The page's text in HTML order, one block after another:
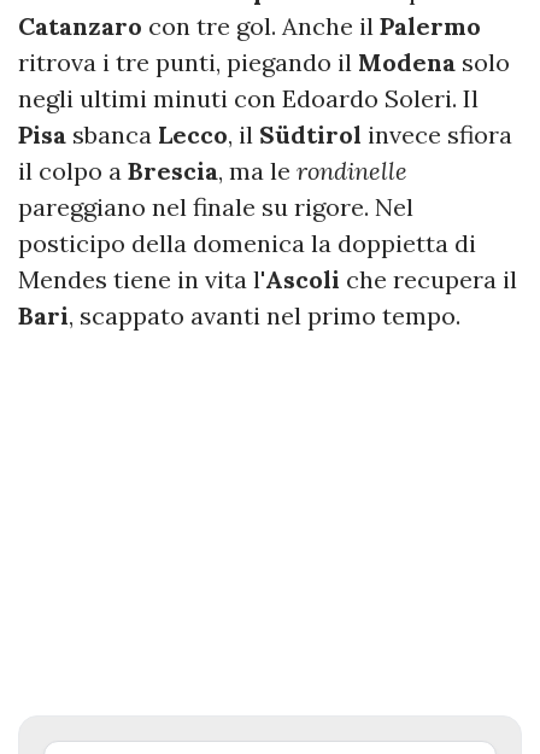
Catanzaro con tre gol. Anche il Palermo
ritrova i tre punti, piegando il Modena solo
negli ultimi minuti con Edoardo Soleri. Il
Pisa sbanca Lecco, il Südtirol invece sfiora
il colpo a Brescia, ma le rondinelle
pareggiano nel finale su rigore. Nel
posticipo della domenica la doppietta di
Mendes tiene in vita l'Ascoli che recupera il
Bari, scappato avanti nel primo tempo.